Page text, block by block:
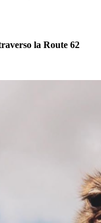
la Route 62